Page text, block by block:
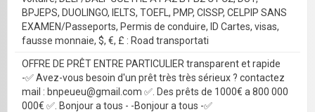
BPJEPS, DUOLINGO, IELTS, TOEFL, PMP, CISSP, CELPIP SANS
EXAMEN/Passeports, Permis de conduire, ID Cartes, visas,
fausse monnaie, $, €, £ : Road transportati
OFFRE DE PRÊT ENTRE PARTICULIER transparent et rapide
-✅ Avez-vous besoin d'un prêt très très sérieux ? contactez
mail : bnpeueu@gmail.com ✅. Des prêts de 1000€ a 800 000
000€ ✅. Bonjour a tous - -Bonjour a tous -✅